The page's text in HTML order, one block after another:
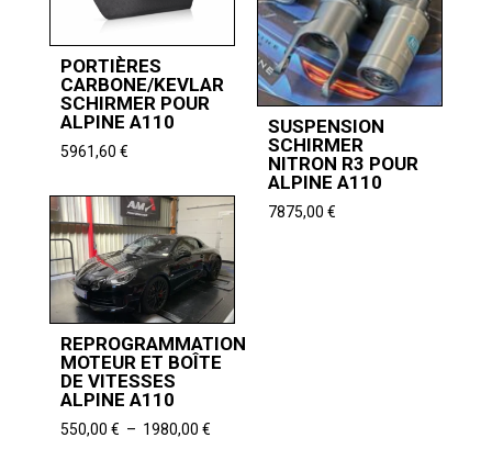
SUSPENSION
SCHIRMER
NITRON R3 POUR
ALPINE A110
7875,00 €
PORTIÈRES
CARBONE/KEVLAR
SCHIRMER POUR
ALPINE A110
5961,60 €
REPROGRAMMATION
MOTEUR ET BOÎTE
DE VITESSES
ALPINE A110
550,00 € – 1980,00 €Plage